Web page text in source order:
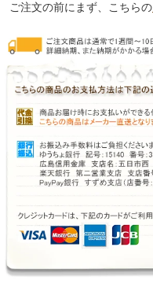
ご注文の前にまず、こちらの